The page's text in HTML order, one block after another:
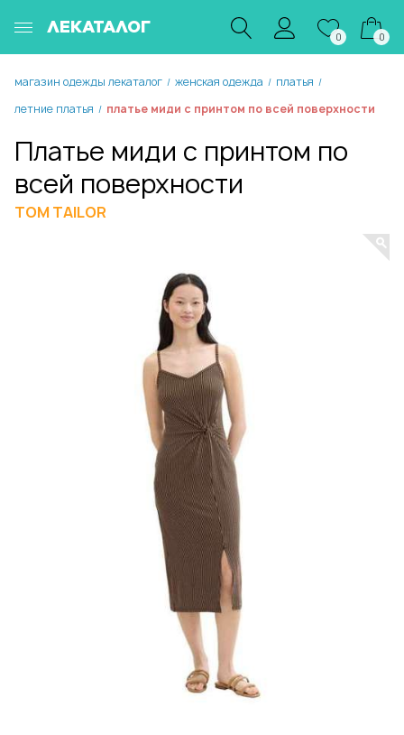
ЛЕКАТАЛОГ
0 0
магазин одежды лекаталог / женская одежда / платья /
летние платья / платье миди с принтом по всей поверхности
Платье миди с принтом по
всей поверхности
TOM TAILOR